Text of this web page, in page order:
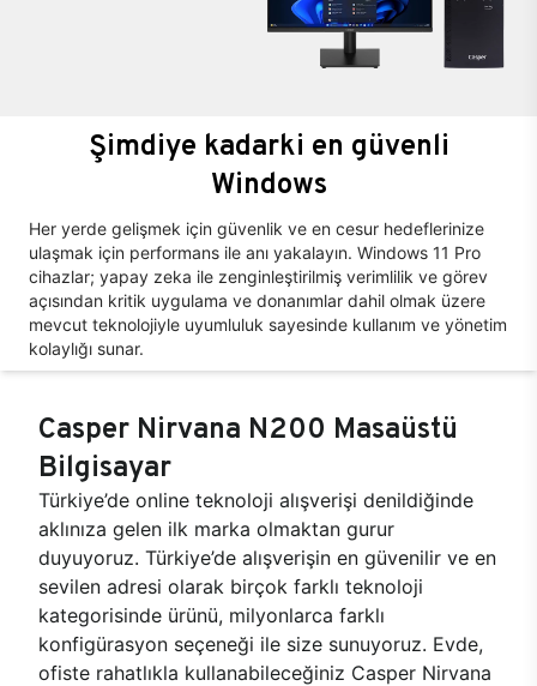
Şimdiye kadarki en güvenli
Windows
Her yerde gelişmek için güvenlik ve en cesur hedeflerinize
ulaşmak için performans ile anı yakalayın. Windows 11 Pro
cihazlar; yapay zeka ile zenginleştirilmiş verimlilik ve görev
açısından kritik uygulama ve donanımlar dahil olmak üzere
mevcut teknolojiyle uyumluluk sayesinde kullanım ve yönetim
kolaylığı sunar.
Casper Nirvana N200 Masaüstü
Bilgisayar
Türkiye’de online teknoloji alışverişi denildiğinde
aklınıza gelen ilk marka olmaktan gurur
duyuyoruz. Türkiye’de alışverişin en güvenilir ve en
sevilen adresi olarak birçok farklı teknoloji
kategorisinde ürünü, milyonlarca farklı
konfigürasyon seçeneği ile size sunuyoruz. Evde,
ofiste rahatlıkla kullanabileceğiniz Casper Nirvana